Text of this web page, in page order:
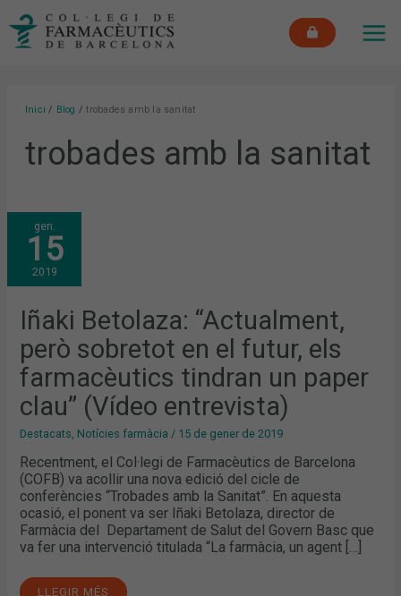
Inici Blog trobades amb la sanitat
trobades amb la sanitat
gen.
15
2019
Iñaki Betolaza: “Actualment,
però sobretot en el futur, els
farmacèutics tindran un paper
clau” (Vídeo entrevista)
Destacats Notícies farmàcia / 15 de gener de 2019
Recentment, el Col·legi de Farmacèutics de Barcelona
(COFB) va acollir una nova edició del cicle de
conferències “Trobades amb la Sanitat”. En aquesta
ocasió, el ponent va ser Iñaki Betolaza, director de
Farmàcia del Departament de Salut del Govern Basc que
va fer una intervenció titulada “La farmàcia, un agent […]
IÑAKI
BETOLAZA:
“ACTUALMENT,
PERÒ
SOBRETOT
EN
EL
ELS
FARMACÈUTICS
TINDRAN
UN
PAPER
(VÍDEO
ENTREVISTA)
LLEGIR MÉS